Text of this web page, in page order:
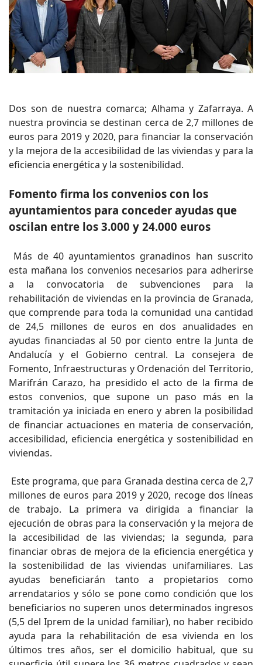
Dos son de nuestra comarca; Alhama y Zafarraya. A
nuestra provincia se destinan cerca de 2,7 millones de
euros para 2019 y 2020, para financiar la conservación
y la mejora de la accesibilidad de las viviendas y para la
eficiencia energética y la sostenibilidad.
Fomento firma los convenios con los
ayuntamientos para conceder ayudas que
oscilan entre los 3.000 y 24.000 euros
Más de 40 ayuntamientos granadinos han suscrito
esta mañana los convenios necesarios para adherirse
a la convocatoria de subvenciones para la
rehabilitación de viviendas en la provincia de Granada,
que comprende para toda la comunidad una cantidad
de 24,5 millones de euros en dos anualidades en
ayudas financiadas al 50 por ciento entre la Junta de
Andalucía y el Gobierno central. La consejera de
Fomento, Infraestructuras y Ordenación del Territorio,
Marifrán Carazo, ha presidido el acto de la firma de
estos convenios, que supone un paso más en la
tramitación ya iniciada en enero y abren la posibilidad
de financiar actuaciones en materia de conservación,
accesibilidad, eficiencia energética y sostenibilidad en
viviendas.
Este programa, que para Granada destina cerca de 2,7
millones de euros para 2019 y 2020, recoge dos líneas
de trabajo. La primera va dirigida a financiar la
ejecución de obras para la conservación y la mejora de
la accesibilidad de las viviendas; la segunda, para
financiar obras de mejora de la eficiencia energética y
la sostenibilidad de las viviendas unifamiliares. Las
ayudas beneficiarán tanto a propietarios como
arrendatarios y sólo se pone como condición que los
beneficiarios no superen unos determinados ingresos
(5,5 del Iprem de la unidad familiar), no haber recibido
ayuda para la rehabilitación de esa vivienda en los
últimos tres años, ser el domicilio habitual, que su